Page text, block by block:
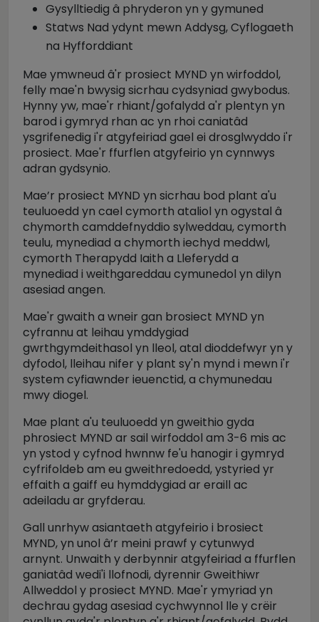
Gysylltiedig â phryderon yn y gymuned
Statws Nad ydynt mewn Addysg, Cyflogaeth
na Hyfforddiant
Mae ymwneud â'r prosiect MYND yn wirfoddol,
felly mae'n bwysig sicrhau cydsyniad gwybodus.
Hynny yw, mae'r rhiant/gofalydd a'r plentyn yn
barod i gymryd rhan ac yn rhoi caniatâd
ysgrifenedig i'r atgyfeiriad gael ei drosglwyddo i'r
prosiect. Mae'r ffurflen atgyfeirio yn cynnwys
adran gydsynio.
Mae’r prosiect MYND yn sicrhau bod plant a'u
teuluoedd yn cael cymorth ataliol yn ogystal â
chymorth camddefnyddio sylweddau, cymorth
teulu, mynediad a chymorth iechyd meddwl,
cymorth Therapydd Iaith a Lleferydd a
mynediad i weithgareddau cymunedol yn dilyn
asesiad angen.
Mae'r gwaith a wneir gan brosiect MYND yn
cyfrannu at leihau ymddygiad
gwrthgymdeithasol yn lleol, atal dioddefwyr yn y
dyfodol, lleihau nifer y plant sy'n mynd i mewn i'r
system cyfiawnder ieuenctid, a chymunedau
mwy diogel.
Mae plant a'u teuluoedd yn gweithio gyda
phrosiect MYND ar sail wirfoddol am 3-6 mis ac
yn ystod y cyfnod hwnnw fe'u hanogir i gymryd
cyfrifoldeb am eu gweithredoedd, ystyried yr
effaith a gaiff eu hymddygiad ar eraill ac
adeiladu ar gryfderau.
Gall unrhyw asiantaeth atgyfeirio i brosiect
MYND, yn unol â’r meini prawf y cytunwyd
arnynt. Unwaith y derbynnir atgyfeiriad a ffurflen
ganiatâd wedi'i llofnodi, dyrennir Gweithiwr
Allweddol y prosiect MYND. Mae'r ymyriad yn
dechrau gydag asesiad cychwynnol lle y crëir